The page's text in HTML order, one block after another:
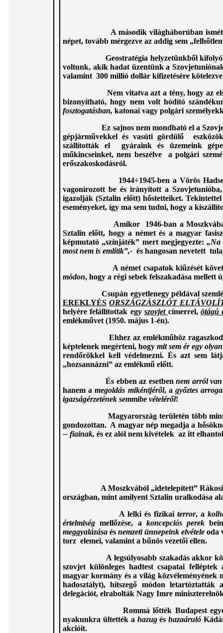
A második világháborúban ismét
népet, tovább mérgezve az addig sem
Geostratégia helyzetünkből
voltunk, akik hadat üzentünk a
valamint 300 millió dollár kifizetésére
Nem vitatva azt a tény, hogy az első és
bizonyítható, hogy nem volt hódító
fosztogatásban, katonai vagy polgári
Ez sajnos nem mondható el a
gépjárművekkel és vasúti gördülő
szállították el gyáraink és üzemeink
műkincseinket, nem beszélve a polgári
erőszakoskodásról.
1944÷1945-ben a Vörös
vagonírozott be és irányított a
igazolják (Sztalin előtt) hőstetteiket.
eseményeket, így ma sem tudni, hogy a
Amikor 1946-ban a Moszkvába
Sztalin előtt, hogy a német és a magyar
képmutató „színjáték” mert megjegyezte:„Na
most nem is említik”,- és hangosan nevetett
A német csapatok kiűzését
módon, hogy a régi sebek felszakadása mellett
Csupán egyetlenegy példával
EREKLYÉS ORSZÁGZÁSZLÓT
helyére felállítottak egyszovjet címerrel, ötágú
emlékművet (1950. május 1-én).
Ehhez az emlékműhöz
képtelenek megérteni, hogy mit sem ér egy
rendőrökkel kell védelmezni. És azt sem
„hozsannázni” az emlékmű előtt.
És ebben az esetbennem arról van
hanem amegoldás mikéntjéről, agyőztes
igazságérzetének semmibe vételéről!
Magyarország területén több mint
gondozottan. A magyar nép megadja a
-- fiainak, és ez alól nem kivételek az itt
A Moszkvából „idetelepített” Rákosi és
országban, mint amilyent Sztalin uralkodása
A lelki és fizikai terror, a
értelmiség mellőzése, a koncepciós perek
meggyalázása és nemzeti ünnepeink elvétele oda
torz elemei, valamint a bűnös vezetői ellen.
A legsúlyosabb szakadás akkor
szovjet különleges hadtest csapatai
magyar kormány és a világ közvéleményének
hadosztályt), hitszegő módon
delegációt, elrabolták Nagy Imre
Rommá lőtték Budapest egyes
nyakunkra ültették a hazugéshazaáruló
akcióit.